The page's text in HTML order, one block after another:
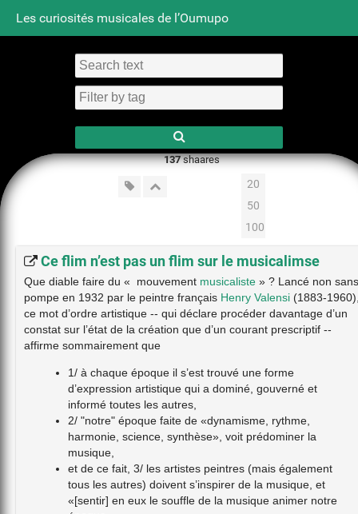
Les curiosités musicales de l’Oumupo
Daily RSS Feed Login
137shaares
20
50
100
Ce flim n’est pas un flim sur le musicalimse
Que diable faire du « mouvement musicaliste » ? Lancé non sans
pompe en 1932 par le peintre français Henry Valensi (1883-
ce mot d’ordre artistique -- qui déclare procéder davantage d’un
constat sur l’état de la création que d’un courant prescriptif --
affirme sommairement que
1/ à chaque époque il s’est trouvé une forme
d’expression artistique qui a dominé, gouverné et
informé toutes les autres,
2/ "notre" époque faite de «dynamisme, rythme,
harmonie, science, synthèse», voit prédominer la
musique,
et de ce fait, 3/ les artistes peintres (mais également
tous les autres) doivent s’inspirer de la musique, et
«[sentir] en eux le souffle de la musique animer notre